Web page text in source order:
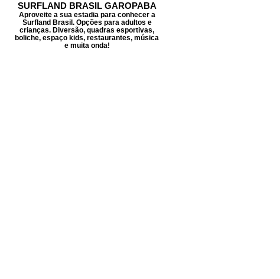
SURFLAND BRASIL GAROPABA
Aproveite a sua estadia para conhecer a
Surfland Brasil. Opções para adultos e
crianças. Diversão, quadras esportivas,
boliche, espaço kids, restaurantes, música
e muita onda!